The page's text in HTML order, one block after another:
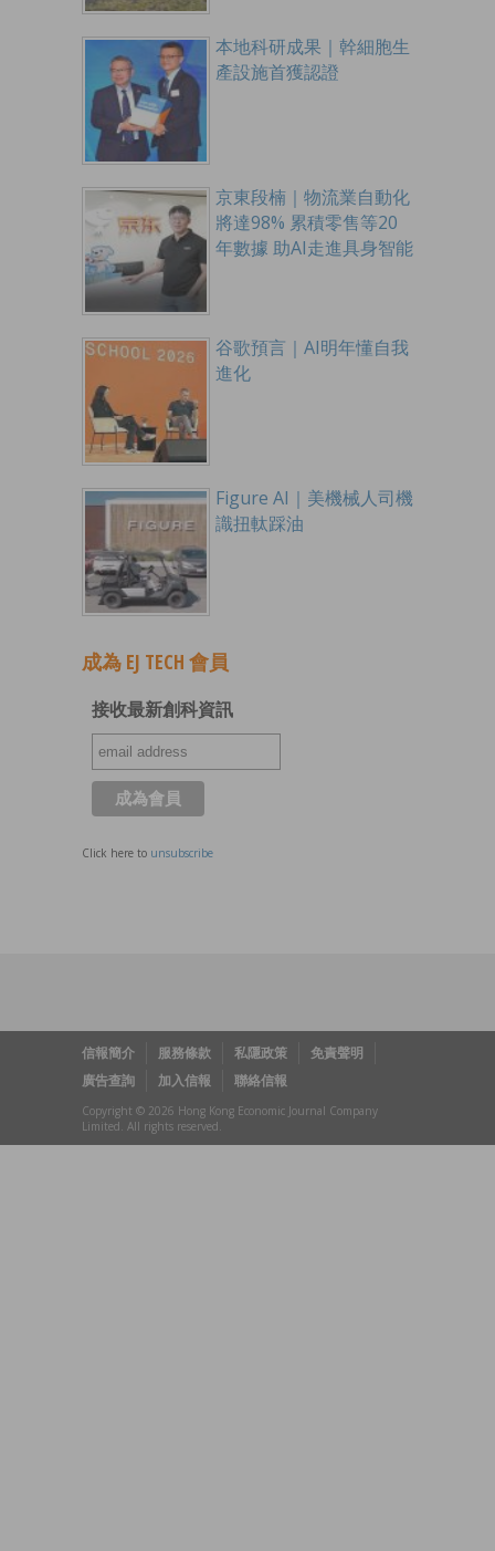
本地科研成果｜幹細胞生
產設施首獲認證
京東段楠｜物流業自動化
將達98% 累積零售等20
年數據 助AI走進具身智能
谷歌預言｜AI明年懂自我
進化
Figure AI｜美機械人司機
識扭軚踩油
成為 EJ TECH 會員
接收最新創科資訊
Click here to unsubscribe
信報簡介 服務條款 私隱政策
免責聲明
廣告查詢
加入信報 聯絡信報
Copyright © 2026 Hong Kong Economic Journal Company
Limited. All rights reserved.